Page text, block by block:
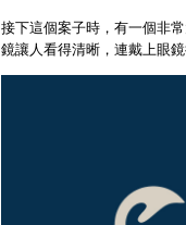
接下這個案子時，有一個非
鏡讓人看得清晰，連戴上眼